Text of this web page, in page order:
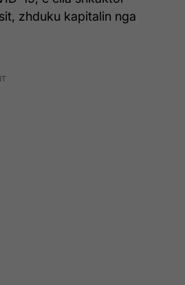
zhduku kapitalin nga